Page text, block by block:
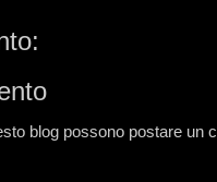
blog possono postare un